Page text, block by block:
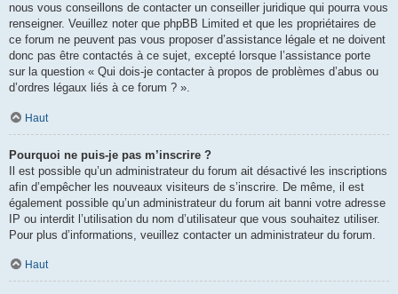
nous vous conseillons de contacter un conseiller juridique qui pourra vous
renseigner. Veuillez noter que phpBB Limited et que les propriétaires de
ce forum ne peuvent pas vous proposer d’assistance légale et ne doivent
donc pas être contactés à ce sujet, excepté lorsque l’assistance porte
sur la question « Qui dois-je contacter à propos de problèmes d’abus ou
d’ordres légaux liés à ce forum ? ».
Haut
Pourquoi ne puis-je pas m’inscrire ?
Il est possible qu’un administrateur du forum ait désactivé les inscriptions
afin d’empêcher les nouveaux visiteurs de s’inscrire. De même, il est
également possible qu’un administrateur du forum ait banni votre adresse
IP ou interdit l’utilisation du nom d’utilisateur que vous souhaitez utiliser.
Pour plus d’informations, veuillez contacter un administrateur du forum.
Haut